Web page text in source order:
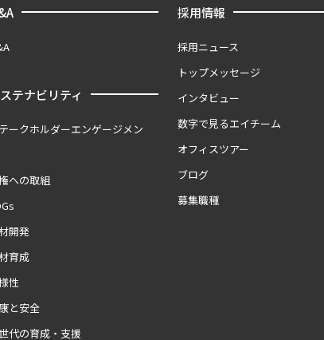
テナビリティ
ークホルダーエンゲージメン
への取組
開発
育成
性
と安全
代の育成・支援
採用情報
採用ニュース
トップメッセージ
インタビュー
数字で見るエイチーム
オフィスツアー
ブログ
募集職種